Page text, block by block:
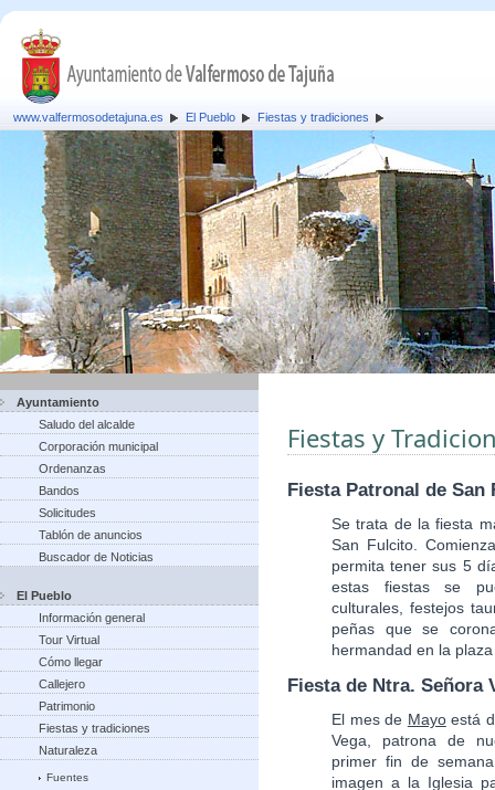
www.valfermosodetajuna.es El Pueblo Fiestas y tradiciones
Ayuntamiento
Saludo del alcalde
Corporación municipal
Ordenanzas
Bandos
Solicitudes
Tablón de anuncios
Buscador de Noticias
El Pueblo
Información general
Tour Virtual
Cómo llegar
Callejero
Patrimonio
Fiestas y tradiciones
Naturaleza
Fuentes
Fiestas y
Fiesta Patronal de San
Se trata de la fiesta
San Fulcito.
permita tener sus 5
estas fiestas se
culturales, festejos
peñas que se
hermandad en la
Fiesta de Ntra. Señora
El mes de Mayoestá
Vega, patrona de
primer fin de
imagen a la Iglesia